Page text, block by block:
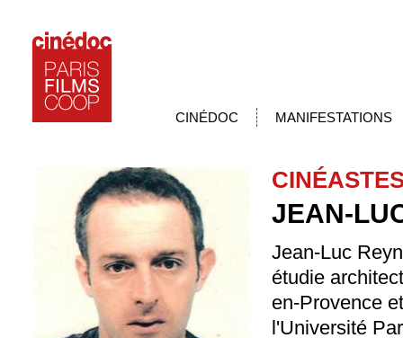
CINÉDOC MANIFESTATIONS
JEAN-
Jean-Luc
étudie
en-Provence
l'Université